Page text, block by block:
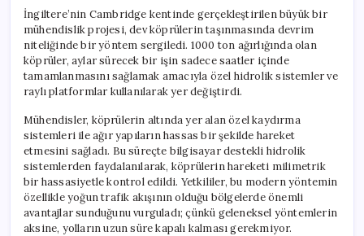
Tonluk
Yapılar
Saatler
İçinde
Hedefe
İngiltere’nin Cambridge kentinde gerçekleştirilen büyük bir
mühendislik projesi, dev köprülerin taşınmasında devrim
niteliğinde bir yöntem sergiledi. 1000 ton ağırlığında olan
köprüler, aylar sürecek bir işin sadece saatler içinde
tamamlanmasını sağlamak amacıyla özel hidrolik sistemler ve
raylı platformlar kullanılarak yer değiştirdi.
Mühendisler, köprülerin altında yer alan özel kaydırma
sistemleri ile ağır yapıların hassas bir şekilde hareket
etmesini sağladı. Bu süreçte bilgisayar destekli hidrolik
sistemlerden faydalanılarak, köprülerin hareketi milimetrik
bir hassasiyetle kontrol edildi. Yetkililer, bu modern yöntemin
özellikle yoğun trafik akışının olduğu bölgelerde önemli
avantajlar sunduğunu vurguladı; çünkü geleneksel yöntemlerin
aksine, yolların uzun süre kapalı kalması gerekmiyor.